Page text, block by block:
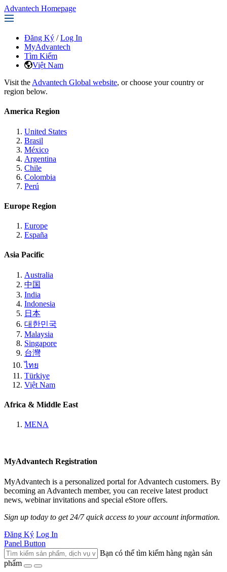
Advantech Homepage
Đăng Ký / Log In
MyAdvantech
Tìm Kiếm
Việt Nam
Visit the Advantech Global website, or choose your country or
region below.
America Region
United States
Brasil
México
Argentina
Chile
Colombia
Perú
Europe Region
Europe
España
Asia Pacific
Australia
中国
India
Indonesia
日本
대한민국
Malaysia
Singapore
台灣
ไทย
Türkiye
Việt Nam
Africa & Middle East
MENA
MyAdvantech Registration
MyAdvantech is a personalized portal for Advantech customers. By
becoming an Advantech member, you can receive latest product
news, webinar invitations and special eStore offers.
Sign up today to get 24/7 quick access to your account information.
Đăng Ký Log In
Panel Button
Bạn có thể tìm kiếm hàng ngàn sản
phẩm